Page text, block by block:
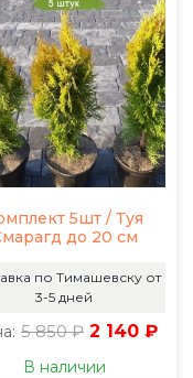
5шт / Туя
до 20 см
по Тимашевску от
3-5 дней
5 850 ₽ 2 140 ₽
В наличии